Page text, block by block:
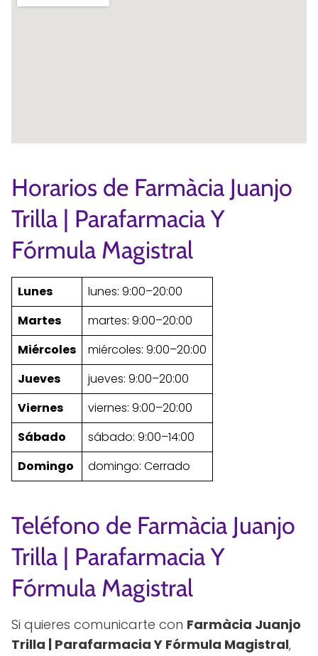
Horarios de Farmàcia Juanjo
Trilla | Parafarmacia Y
Fórmula Magistral
Lunes
lunes: 9:00–20:00
Martes
martes: 9:00–20:00
Miércoles
miércoles: 9:00–20:00
Jueves
jueves: 9:00–20:00
Viernes
viernes: 9:00–20:00
Sábado
sábado: 9:00–14:00
Domingo
domingo: Cerrado
Teléfono de Farmàcia Juanjo
Trilla | Parafarmacia Y
Fórmula Magistral
Si quieres comunicarte con Farmàcia Juanjo
Trilla | Parafarmacia Y Fórmula Magistral,